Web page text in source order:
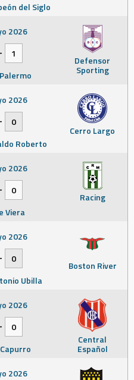
del Siglo
Defensor
Sporting
2026
-
1
Cerro Largo
2026
-
0
Roberto
Racing
2026
-
0
Viera
Boston River
2026
-
0
Ubilla
Central
Español
2026
-
0
2026